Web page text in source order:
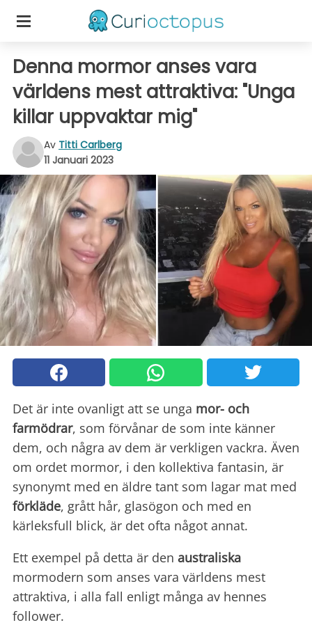
Denna mormor anses vara
världens mest attraktiva: "Unga
killar uppvaktar mig"
Av Titti Carlberg
11 Januari 2023
Det är inte ovanligt att se unga mor- och
farmödrar, som förvånar de som inte känner
dem, och några av dem är verkligen vackra. Även
om ordet mormor, i den kollektiva fantasin, är
synonymt med en äldre tant som lagar mat med
förkläde, grått hår, glasögon och med en
kärleksfull blick, är det ofta något annat.
Ett exempel på detta är den australiska
mormodern som anses vara världens mest
attraktiva, i alla fall enligt många av hennes
follower.